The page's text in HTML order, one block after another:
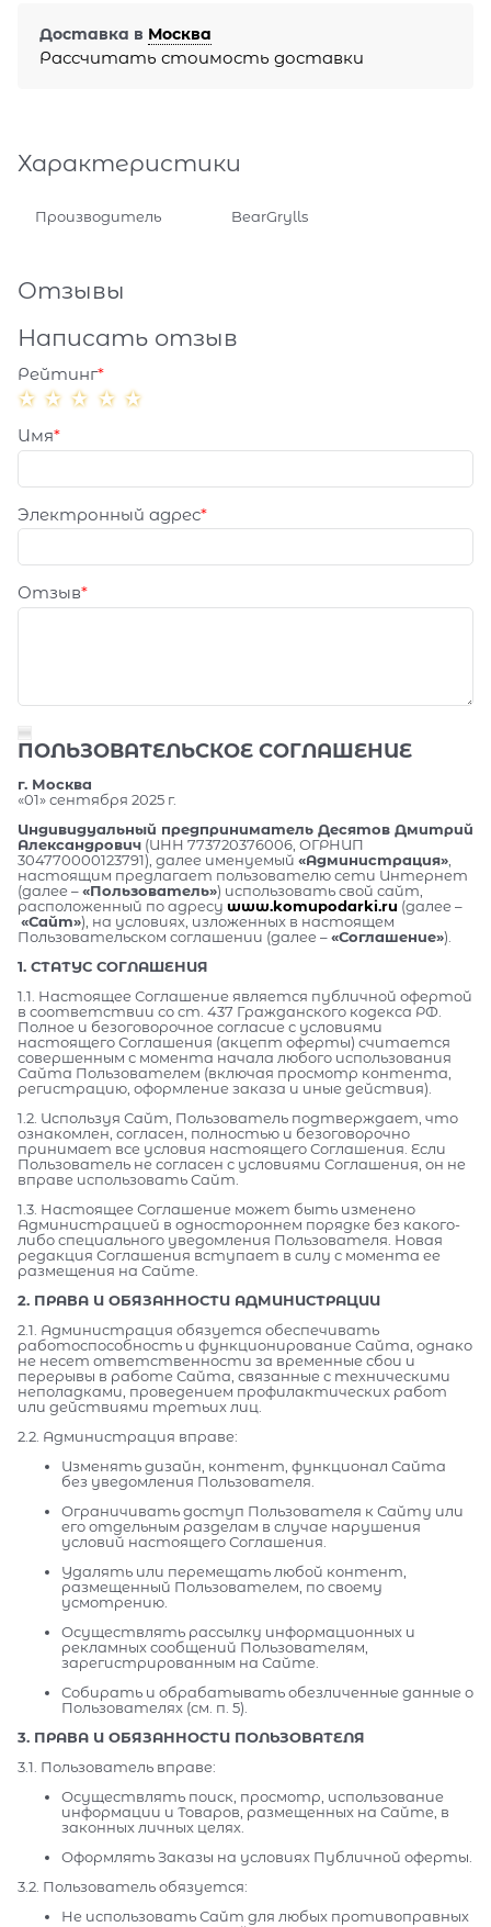
Доставка в Москва
Рассчитать стоимость доставки
Характеристики
Производитель BearGrylls
Отзывы
Написать отзыв
Рейтинг
Имя
Электронный адрес
Отзыв
ПОЛЬЗОВАТЕЛЬСКОЕ СОГЛАШЕНИЕ
г. Москва
«01» сентября 2025 г.
Индивидуальный предприниматель Десятов Дмитрий
Александрович (ИНН 773720376006, ОГРНИП
304770000123791), далее именуемый «Администрация»,
настоящим предлагает пользователю сети Интернет
(далее –«Пользователь») использовать свой сайт,
расположенный по адресу www.komupodarki.ru (далее –
«Сайт»), на условиях, изложенных в настоящем
Пользовательском соглашении (далее –«Соглашение»).
1. СТАТУС СОГЛАШЕНИЯ
1.1. Настоящее Соглашение является публичной офертой
в соответствии со ст. 437 Гражданского кодекса РФ.
Полное и безоговорочное согласие с условиями
настоящего Соглашения (акцепт оферты) считается
совершенным с момента начала любого использования
Сайта Пользователем (включая просмотр контента,
регистрацию, оформление заказа и иные действия).
1.2. Используя Сайт, Пользователь подтверждает, что
ознакомлен, согласен, полностью и безоговорочно
принимает все условия настоящего Соглашения. Если
Пользователь не согласен с условиями Соглашения, он не
вправе использовать Сайт.
1.3. Настоящее Соглашение может быть изменено
Администрацией в одностороннем порядке без какого-
либо специального уведомления Пользователя. Новая
редакция Соглашения вступает в силу с момента ее
размещения на Сайте.
2. ПРАВА И ОБЯЗАННОСТИ АДМИНИСТРАЦИИ
2.1. Администрация обязуется обеспечивать
работоспособность и функционирование Сайта, однако
не несет ответственности за временные сбои и
перерывы в работе Сайта, связанные с техническими
неполадками, проведением профилактических работ
или действиями третьих лиц.
2.2. Администрация вправе:
Изменять дизайн, контент, функционал Сайта
без уведомления Пользователя.
Ограничивать доступ Пользователя к Сайту или
его отдельным разделам в случае нарушения
условий настоящего Соглашения.
Удалять или перемещать любой контент,
размещенный Пользователем, по своему
усмотрению.
Осуществлять рассылку информационных и
рекламных сообщений Пользователям,
зарегистрированным на Сайте.
Собирать и обрабатывать обезличенные данные о
Пользователях (см. п. 5).
3. ПРАВА И ОБЯЗАННОСТИ ПОЛЬЗОВАТЕЛЯ
3.1. Пользователь вправе:
Осуществлять поиск, просмотр, использование
информации и Товаров, размещенных на Сайте, в
законных личных целях.
Оформлять Заказы на условиях Публичной оферты.
3.2. Пользователь обязуется:
Не использовать Сайт для любых противоправных